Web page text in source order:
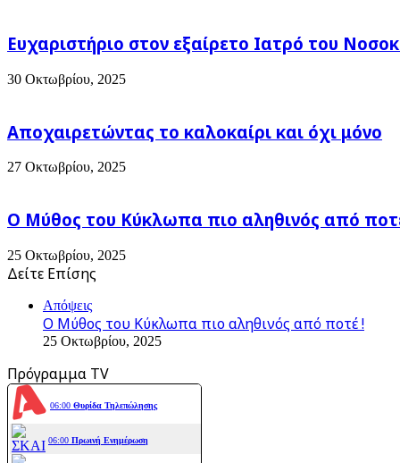
Περίοδος
Ευχαριστήριο στον εξαίρετο Ιατρό του
30 Οκτωβρίου, 2025
Αποχαιρετώντας το καλοκαίρι και όχι μόνο
27 Οκτωβρίου, 2025
Ο Μύθος του Κύκλωπα πιο αληθινός από
25 Οκτωβρίου, 2025
Δείτε Επίσης
Απόψεις
Ο Μύθος του Κύκλωπα πιο αληθινός από ποτέ !
25 Οκτωβρίου, 2025
Πρόγραμμα TV